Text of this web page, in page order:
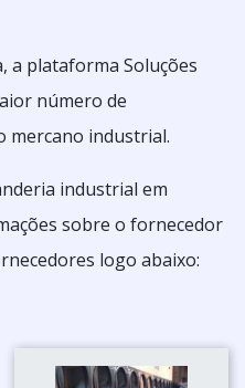
a plataforma Soluções
número de
mercano industrial.
industrial em
sobre o fornecedor
logo abaixo: